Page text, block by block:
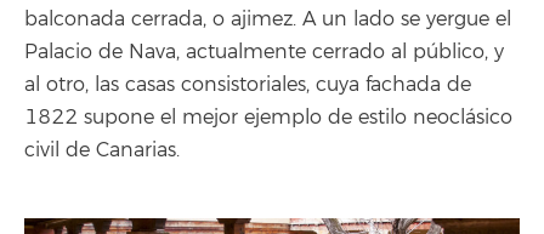
balconada cerrada, o ajimez. A un lado se yergue el
Palacio de Nava, actualmente cerrado al público, y
al otro, las casas consistoriales, cuya fachada de
1822 supone el mejor ejemplo de estilo neoclásico
civil de Canarias.